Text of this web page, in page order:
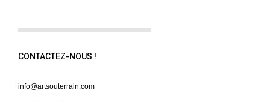
CONTACTEZ-NOUS !
info@artsouterrain.com